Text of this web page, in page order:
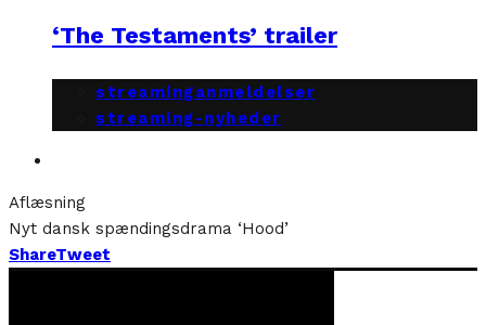
‘The Testaments’ trailer
streaminganmeldelser
streaming-nyheder
Aflæsning
Nyt dansk spændingsdrama ‘Hood’
ShareTweet